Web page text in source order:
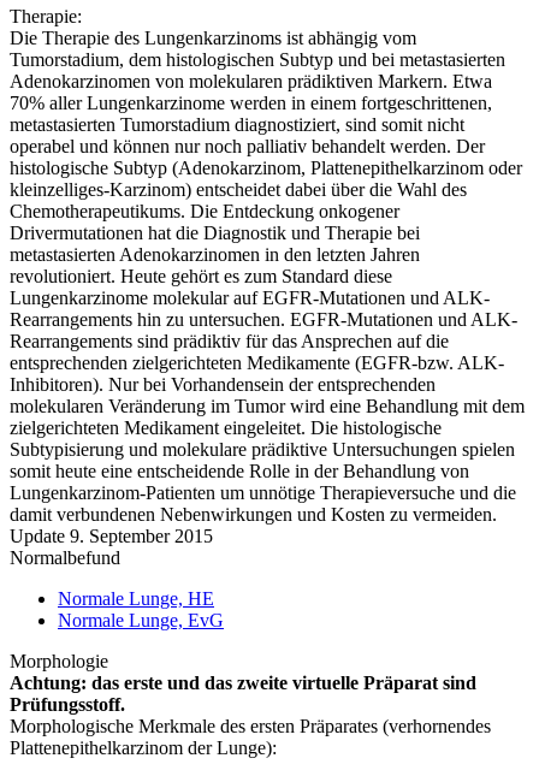
Therapie:
Die Therapie des Lungenkarzinoms ist abhängig vom
Tumorstadium, dem histologischen Subtyp und bei metastasierten
Adenokarzinomen von molekularen prädiktiven Markern. Etwa
70% aller Lungenkarzinome werden in einem fortgeschrittenen,
metastasierten Tumorstadium diagnostiziert, sind somit nicht
operabel und können nur noch palliativ behandelt werden. Der
histologische Subtyp (Adenokarzinom, Plattenepithelkarzinom oder
kleinzelliges-Karzinom) entscheidet dabei über die Wahl des
Chemotherapeutikums. Die Entdeckung onkogener
Drivermutationen hat die Diagnostik und Therapie bei
metastasierten Adenokarzinomen in den letzten Jahren
revolutioniert. Heute gehört es zum Standard diese
Lungenkarzinome molekular auf EGFR-Mutationen und ALK-
Rearrangements hin zu untersuchen. EGFR-Mutationen und ALK-
Rearrangements sind prädiktiv für das Ansprechen auf die
entsprechenden zielgerichteten Medikamente (EGFR-bzw. ALK-
Inhibitoren). Nur bei Vorhandensein der entsprechenden
molekularen Veränderung im Tumor wird eine Behandlung mit dem
zielgerichteten Medikament eingeleitet. Die histologische
Subtypisierung und molekulare prädiktive Untersuchungen spielen
somit heute eine entscheidende Rolle in der Behandlung von
Lungenkarzinom-Patienten um unnötige Therapieversuche und die
damit verbundenen Nebenwirkungen und Kosten zu vermeiden.
Update 9. September 2015
Normalbefund
Normale Lunge, HE
Normale Lunge, EvG
Morphologie
Achtung: das erste und das zweite virtuelle Präparat sind
Prüfungsstoff.
Morphologische Merkmale des ersten Präparates (verhornendes
Plattenepithelkarzinom der Lunge):